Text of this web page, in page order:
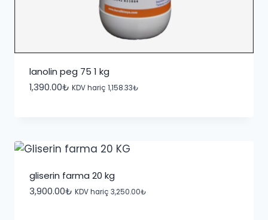
lanolin peg 75 1 kg
1,390.00₺ KDV hariç 1,158.33₺
gliserin farma 20 kg
3,900.00₺ KDV hariç 3,250.00₺